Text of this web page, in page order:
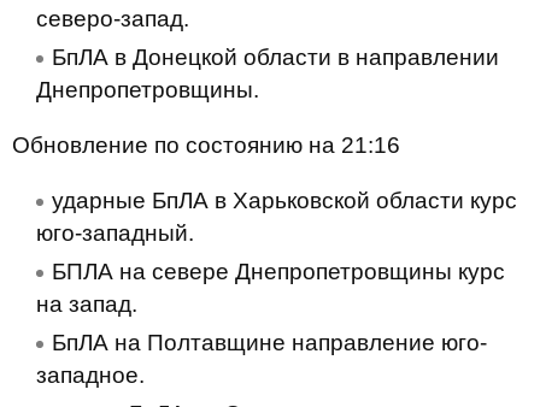
северо-запад.
БпЛА в Донецкой области в направлении
Днепропетровщины.
Обновление по состоянию на 21:16
ударные БпЛА в Харьковской области курс
юго-западный.
БПЛА на севере Днепропетровщины курс
на запад.
БпЛА на Полтавщине направление юго-
западное.